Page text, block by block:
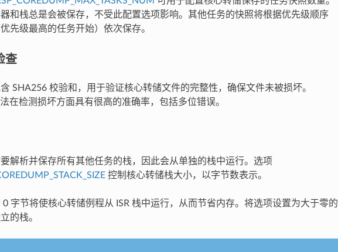
和栈总是会被保存，不受此配置选项影响。其他任务的快照将根据优先级顺序
先级最高的任务开始）依次保存。
查
SHA256 校验和，用于验证核心转储文件的完整性，确保文件未被损坏。
在检测损坏方面具有很高的准确率，包括多位错误。
解析并保存所有其他任务的栈，因此会从单独的栈中运行。选项
控制核心转储栈大小，以字节数表示。
字节将使核心转储例程从 ISR 栈中运行，从而节省内存。将选项设置为大于零的
的栈。